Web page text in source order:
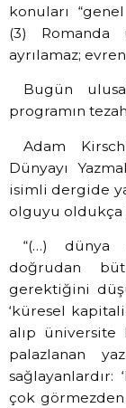
konuları
(3) Romanda
ayrılamaz;
Bugün
programın
Adam
Dünyayı
isimli dergide
olguyu oldukça
“(…) dünya
doğrudan
gerektiğini
‘küresel
alıp
palazlanan
çok